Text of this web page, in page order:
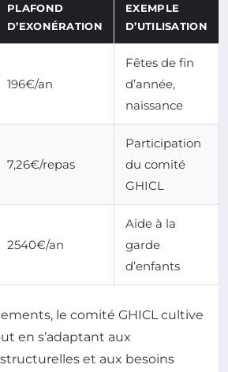
PLAFOND
D’EXONÉRATION
EXEMPLE
D’UTILISATION
196€/an
Fêtes de fin
d’année,
naissance
7,26€/repas
Participation
du comité
GHICL
2540€/an
Aide à la
garde
d’enfants
le comité GHICL cultive
en s’adaptant aux
et aux besoins